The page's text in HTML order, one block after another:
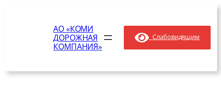
содержимомуАО «КОМИ
ДОРОЖНАЯ
КОМПАНИЯ»
Слабовидящим